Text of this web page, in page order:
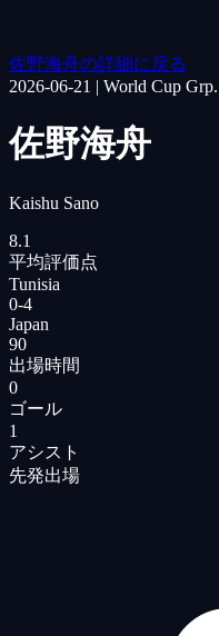
佐野海舟の詳細に戻る
2026-06-21 | World Cup
佐野海舟
Kaishu Sano
8.1
平均評価点
Tunisia
0-4
Japan
90
出場時間
0
ゴール
1
アシスト
先発出場